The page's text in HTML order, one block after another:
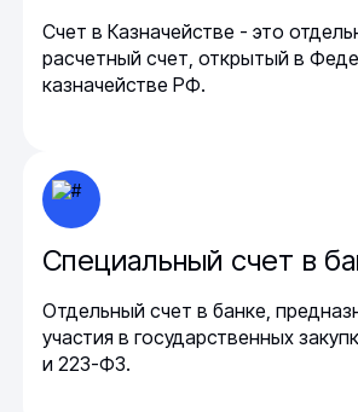
Счет в Казначействе - это
расчетный счет, открытый в
казначействе РФ.
Специальный счет в
Отдельный счет в банке,
участия в государственных
и 223-ФЗ.